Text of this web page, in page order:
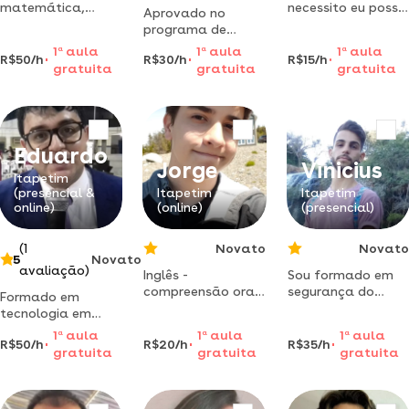
matemática,
financeira e
informática. faço
trabalhos e tcc
com qualidade
R$50/h
1 aaula
gratuita
Aprovado no
programa de
intercâmbio jovens
embaixadores dos
estados unidos da
pela própria
embaixada.
R$30/h
1 a aula
gratuita
necessito eu posso
excelente nas
matérias
R$15/h
1 aaula
gratuita
Eduardo
Itapetim
(presencial &
online)
5
(1
avaliação)
Novato
Formado em
tecnologia em
segurança do
trabalho e
especialista no
matemática com
R$50/h
1 aaula
gratuita
Jorge
Itapetim
(online)
Novato
Inglês -
compreensão oral
aprendizagem por
imersão no idioma
R$20/h
1 a aula
gratuita
Vinicius
Itapetim
(presencial)
Novato
Sou formado em
segurança do
português,sou do
pernambuco a 3
R$35/h
1 aaula
gratuita